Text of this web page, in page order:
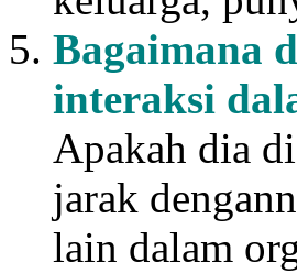
Bagaimana
interaksi
Apakah dia
jarak
lain dalam